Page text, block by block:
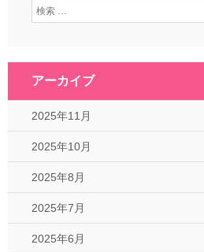
アーカイブ
2025年11月
2025年10月
2025年8月
2025年7月
2025年6月